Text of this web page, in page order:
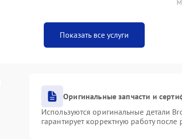
Показать все услуги
Оригинальные запчасти и
Используются оригинальные детали
гарантирует корректную работу